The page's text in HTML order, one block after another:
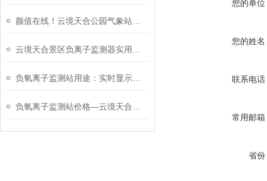
您的单位
您的姓名
联系电话
常用邮箱
省份